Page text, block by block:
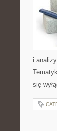
i
się